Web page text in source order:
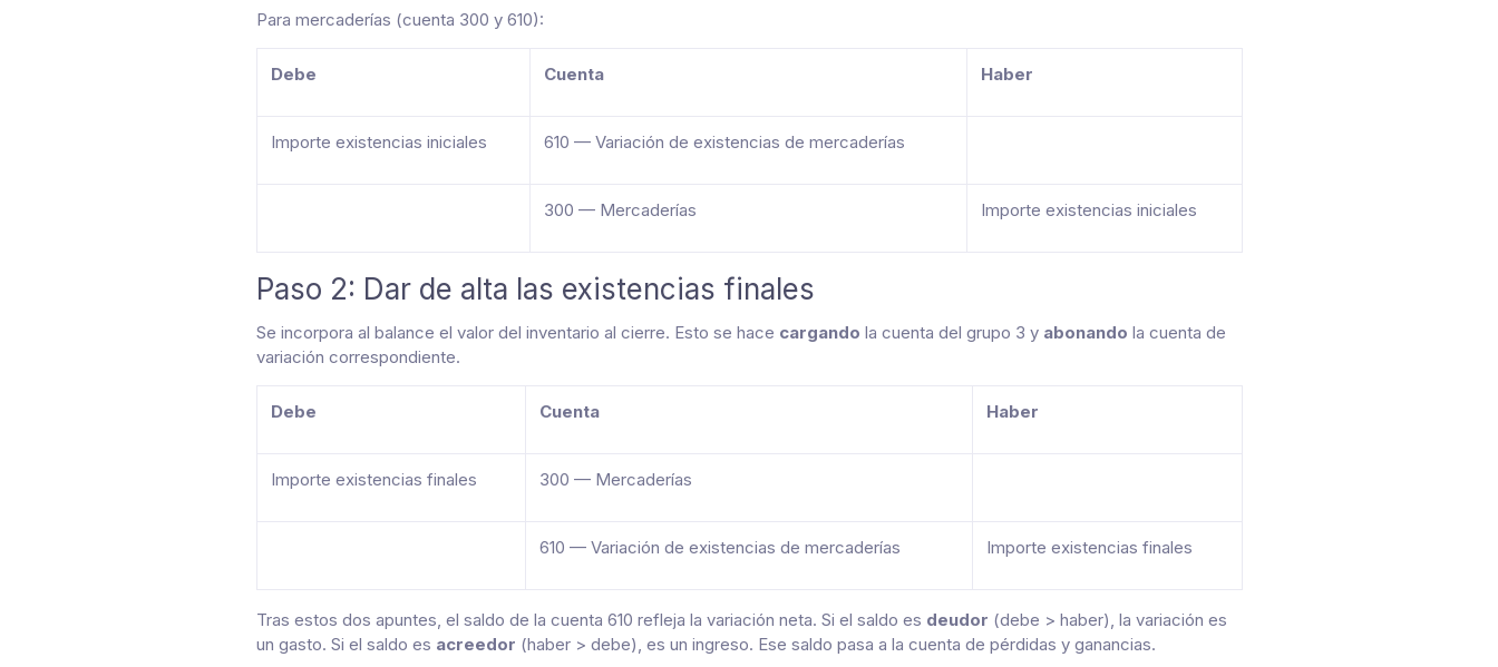
Para mercaderías (cuenta 300 y 610):
Debe Cuenta Haber
Importe existencias iniciales 610 — Variación de existencias de mercaderías
300 — Mercaderías Importe existencias iniciales
Paso 2: Dar de alta las existencias finales
Se incorpora al balance el valor del inventario al cierre. Esto se hace cargando la cuenta del grupo 3 y abonando la cuenta de
variación correspondiente.
Debe Cuenta Haber
Importe existencias finales 300 — Mercaderías
610 — Variación de existencias de mercaderías Importe existencias finales
Tras estos dos apuntes, el saldo de la cuenta 610 refleja la variación neta. Si el saldo es deudor (debe > haber), la variación es
un gasto. Si el saldo es acreedor (haber > debe), es un ingreso. Ese saldo pasa a la cuenta de pérdidas y ganancias.